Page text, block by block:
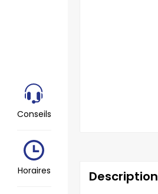
Description
Conseils
Horaires